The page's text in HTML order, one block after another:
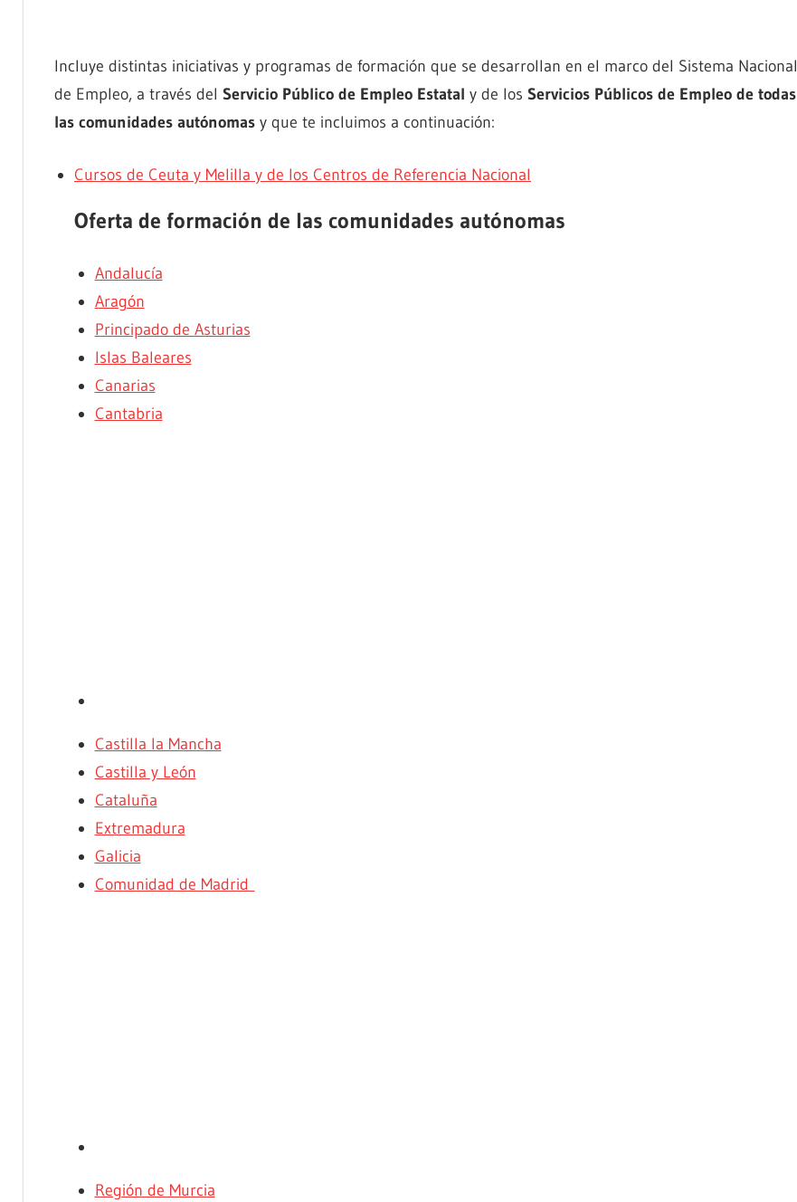
Incluye distintas iniciativas y programas de formación que se desarrollan en el marco del Sistema Nacional
de Empleo, a través del Servicio Público de Empleo Estatal y de los Servicios Públicos de Empleo de todas
las comunidades autónomasy que te incluimos a continuación:
Cursos de Ceuta y Melilla y de los Centros de Referencia Nacional
Oferta de formación de las comunidades autónomas
Andalucía
Aragón
Principado de Asturias
Islas Baleares
Canarias
Cantabria
Castilla la Mancha
Castilla y León
Cataluña
Extremadura
Galicia
Comunidad de Madrid
Región de Murcia